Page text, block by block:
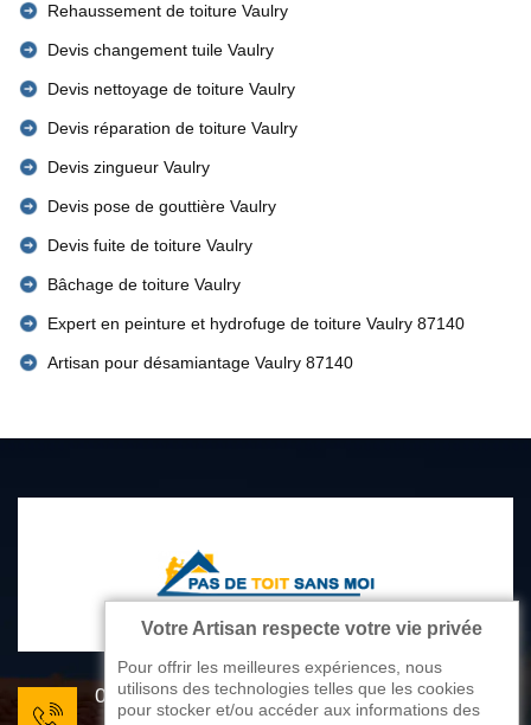
Rehaussement de toiture Vaulry
Devis changement tuile Vaulry
Devis nettoyage de toiture Vaulry
Devis réparation de toiture Vaulry
Devis zingueur Vaulry
Devis pose de gouttière Vaulry
Devis fuite de toiture Vaulry
Bâchage de toiture Vaulry
Expert en peinture et hydrofuge de toiture Vaulry 87140
Artisan pour désamiantage Vaulry 87140
05 33 06 22 81
Votre Artisan respecte votre vie privée
Pour offrir les meilleures expériences, nous
utilisons des technologies telles que les cookies
pour stocker et/ou accéder aux informations des